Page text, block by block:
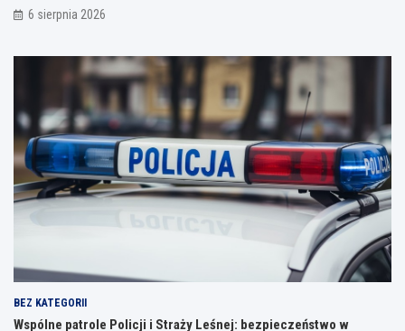
6 sierpnia 2026
BEZ KATEGORII
Wspólne patrole Policji i Straży Leśnej: bezpieczeństwo w